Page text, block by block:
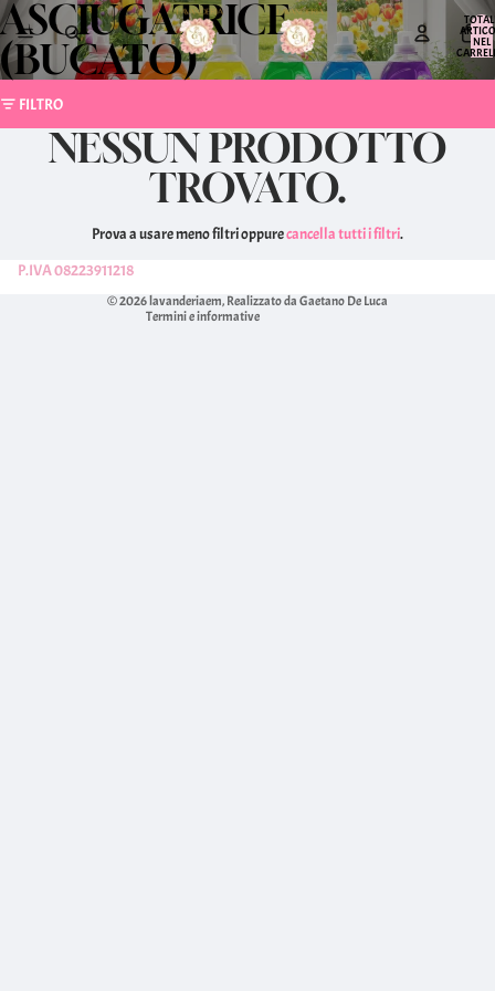
NEL
ASCIUGATRICE
(BUCATO)
FILTRO
NESSUN PRODOTTO
TROVATO.
Prova a usare meno filtri oppurecancella tutti i filtri.
P.IVA 08223911218
© 2026lavanderiaem, Realizzato da Gaetano De Luca
Termini e informative
Termini e condizioni del servizio